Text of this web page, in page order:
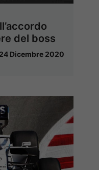
del boss
24 Dicembre 2020